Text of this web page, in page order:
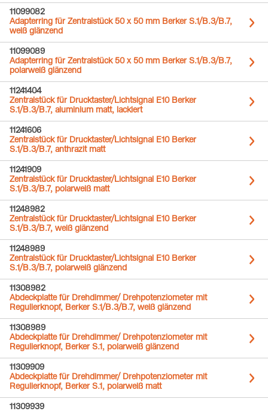
11099082
Adapterring für Zentralstück 50 x 50 mm Berker S.1/B.3/B.7,
weiß glänzend
11099089
Adapterring für Zentralstück 50 x 50 mm Berker S.1/B.3/B.7,
polarweiß glänzend
11241404
Zentralstück für Drucktaster/Lichtsignal E10 Berker
S.1/B.3/B.7, aluminium matt, lackiert
11241606
Zentralstück für Drucktaster/Lichtsignal E10 Berker
S.1/B.3/B.7, anthrazit matt
11241909
Zentralstück für Drucktaster/Lichtsignal E10 Berker
S.1/B.3/B.7, polarweiß matt
11248982
Zentralstück für Drucktaster/Lichtsignal E10 Berker
S.1/B.3/B.7, weiß glänzend
11248989
Zentralstück für Drucktaster/Lichtsignal E10 Berker
S.1/B.3/B.7, polarweiß glänzend
11308982
Abdeckplatte für Drehdimmer/ Drehpotenziometer mit
Regulierknopf, Berker S.1/B.3/B.7, weiß glänzend
11308989
Abdeckplatte für Drehdimmer/ Drehpotenziometer mit
Regulierknopf, Berker S.1, polarweiß glänzend
11309909
Abdeckplatte für Drehdimmer/ Drehpotenziometer mit
Regulierknopf, Berker S.1, polarweiß matt
11309939